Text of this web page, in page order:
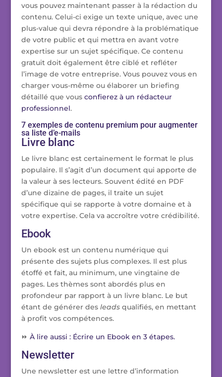
vous pouvez maintenant passer à la rédaction du
contenu. Celui-ci exige un texte unique, avec une
plus-value qui devra répondre à la problématique
de votre public et qui mettra en avant votre
expertise sur un sujet spécifique. Ce contenu
gratuit doit également être ciblé et refléter
l’image de votre entreprise. Vous pouvez vous en
charger vous-même ou élaborer un briefing
détaillé que vous confierez à un rédacteur
professionnel.
7 exemples de contenu premium pour augmenter
sa liste d’e-mails
Livre blanc
Le livre blanc est certainement le format le plus
populaire. Il s’agit d’un document qui apporte de
la valeur à ses lecteurs. Souvent édité en PDF
d’une dizaine de pages, il traite un sujet
spécifique qui se rapporte à votre domaine et à
votre expertise. Cela va accroître votre crédibilité.
Ebook
Un ebook est un contenu numérique qui
présente des sujets plus complexes. Il est plus
étoffé et fait, au minimum, une vingtaine de
pages. Les thèmes sont abordés plus en
profondeur par rapport à un livre blanc. Le but
étant de générer des leadsqualifiés, en mettant
à profit vos compétences.
⏩ À lire aussi : Écrire un Ebook en 3 étapes.
Newsletter
Une newsletter est une lettre d’information